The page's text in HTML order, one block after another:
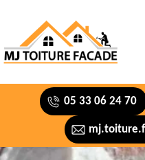
05 33 06 24 70